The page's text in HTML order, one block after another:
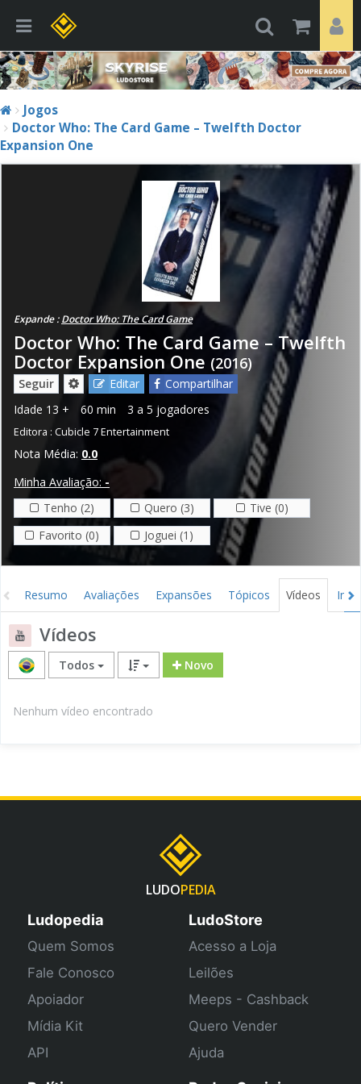
Jogos
Doctor Who: The Card Game – Twelfth Doctor
Expansion One
Expande :Doctor Who: The Card Game
Doctor Who: The Card Game – Twelfth
Doctor Expansion One (2016)
Seguir Editar
Compartilhar
Idade 13 + 60 min 3 a 5 jogadores
Editora : Cubicle 7 Entertainment
Nota Média: 0.0
Minha Avaliação: -
Tenho (2)
Quero (3)
Tive (0)
Favorito (0)
Joguei (1)
Resumo Avaliações Expansões Tópicos Vídeos
Vídeos
Todos Novo
Nenhum vídeo encontrado
LUDOPEDIA
Ludopedia
Quem Somos
Fale Conosco
Apoiador
Mídia Kit
API
LudoStore
Acesso a Loja
Leilões
Meeps - Cashback
Quero Vender
Ajuda